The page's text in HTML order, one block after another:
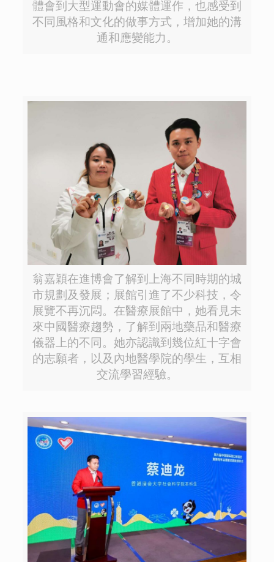
體會到大型運動會的媒體運作，也感受到
不同風格和文化的做事方式，增加她的溝
通和應變能力。
翁嘉穎在進博會了解到上海不同時期的城
市規劃及發展；展館引進了不少科技，令
展覽不再沉悶。在醫療展館中，她看見未
來中國醫療趨勢，了解到兩地藥品和醫療
儀器上的不同。她亦認識到幾位紅十字會
的志願者，以及內地醫學院的學生，互相
交流學習經驗。